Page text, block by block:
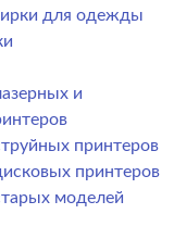
для одежды
и
принтеров
принтеров
моделей